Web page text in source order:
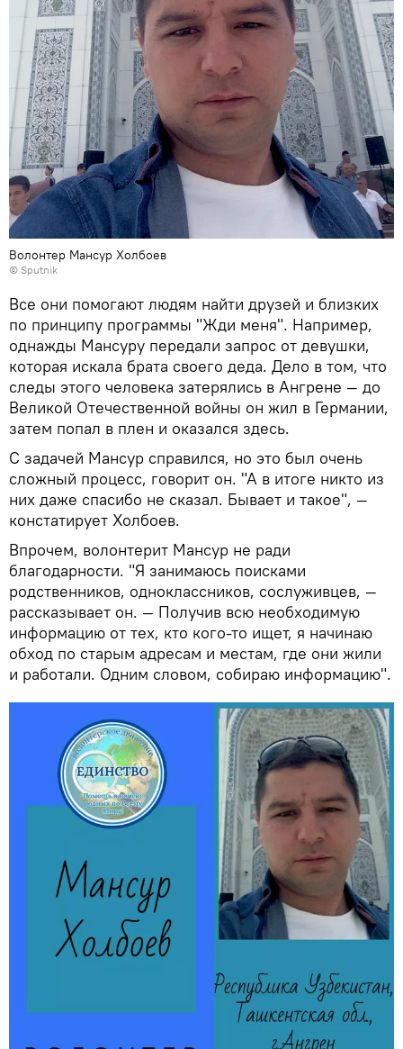
Волонтер Мансур Холбоев
© Sputnik
Все они помогают людям найти друзей и близких
по принципу программы "Жди меня". Например,
однажды Мансуру передали запрос от девушки,
которая искала брата своего деда. Дело в том, что
следы этого человека затерялись в Ангрене — до
Великой Отечественной войны он жил в Германии,
затем попал в плен и оказался здесь.
С задачей Мансур справился, но это был очень
сложный процесс, говорит он. "А в итоге никто из
них даже спасибо не сказал. Бывает и такое", —
констатирует Холбоев.
Впрочем, волонтерит Мансур не ради
благодарности. "Я занимаюсь поисками
родственников, одноклассников, сослуживцев, —
рассказывает он. — Получив всю необходимую
информацию от тех, кто кого-то ищет, я начинаю
обход по старым адресам и местам, где они жили
и работали. Одним словом, собираю информацию".